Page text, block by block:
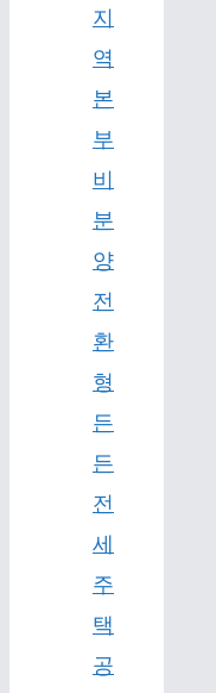
지
역
본
부
비
분
양
전
환
형
든
든
전
세
주
택
공